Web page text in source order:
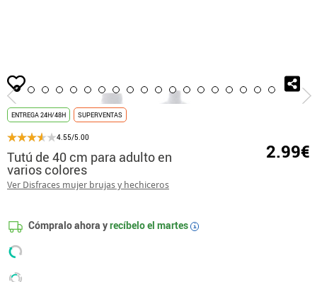
Inicio
ENTREGA 24H/48H SUPERVENTAS
4.55/5.00
Tutú de 40 cm para adulto en
varios colores
Ver Disfraces mujer brujas y hechiceros
2.99€
Cómpralo ahora yrecíbelo el martes i